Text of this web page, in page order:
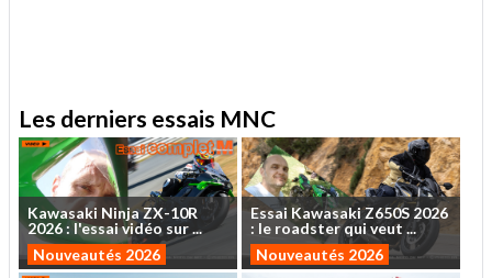
Les derniers essais MNC
Kawasaki NinjaZX-10R
2026: l'essaividéo sur...
Nouveautés 2026
Essai KawasakiZ650S 2026
: le roadsterquiveut ...
Nouveautés 2026